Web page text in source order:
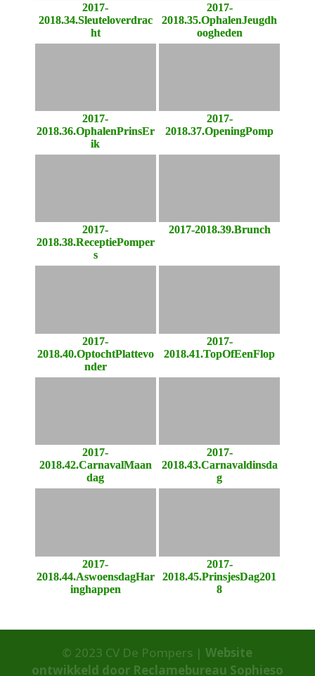
2017-
2018.34.Sleuteloverdrac
ht
2017-
2018.35.OphalenJeugdh
oogheden
2017-
2018.36.OphalenPrinsEr
ik
2017-
2018.37.OpeningPomp
2017-
2018.38.ReceptiePomper
s
2017-2018.39.Brunch
2017-
2018.40.OptochtPlattevo
nder
2017-
2018.41.TopOfEenFlop
2017-
2018.42.CarnavalMaan
dag
2017-
2018.43.Carnavaldinsda
g
2017-
2018.44.AswoensdagHar
inghappen
2017-
2018.45.PrinsjesDag201
8
© 2023 CV De Pompers |Website
ontwikkeld door Reclamebureau Sophieso